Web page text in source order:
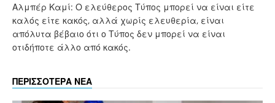
Αλμπέρ Καμί: Ο ελεύθερος Τύπος μπορεί να είναι είτε
καλός είτε κακός, αλλά χωρίς ελευθερία, είναι
απόλυτα βέβαιο ότι ο Τύπος δεν μπορεί να είναι
οτιδήποτε άλλο από κακός.
ΠΕΡΙΣΣΟΤΕΡΑ ΝΕΑ